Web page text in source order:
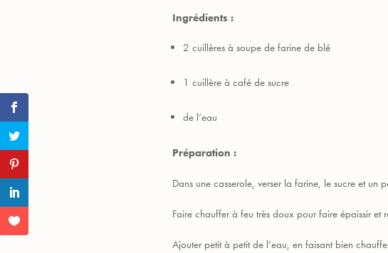
Ingrédients :
2 cuillères à soupe de farine de blé
1 cuillère à café de sucre
de l’eau
Préparation :
Dans une casserole, verser la farine, le sucre et
Faire chauffer à feu très doux pour faire épaissir et
Ajouter petit à petit de l’eau, en faisant bien